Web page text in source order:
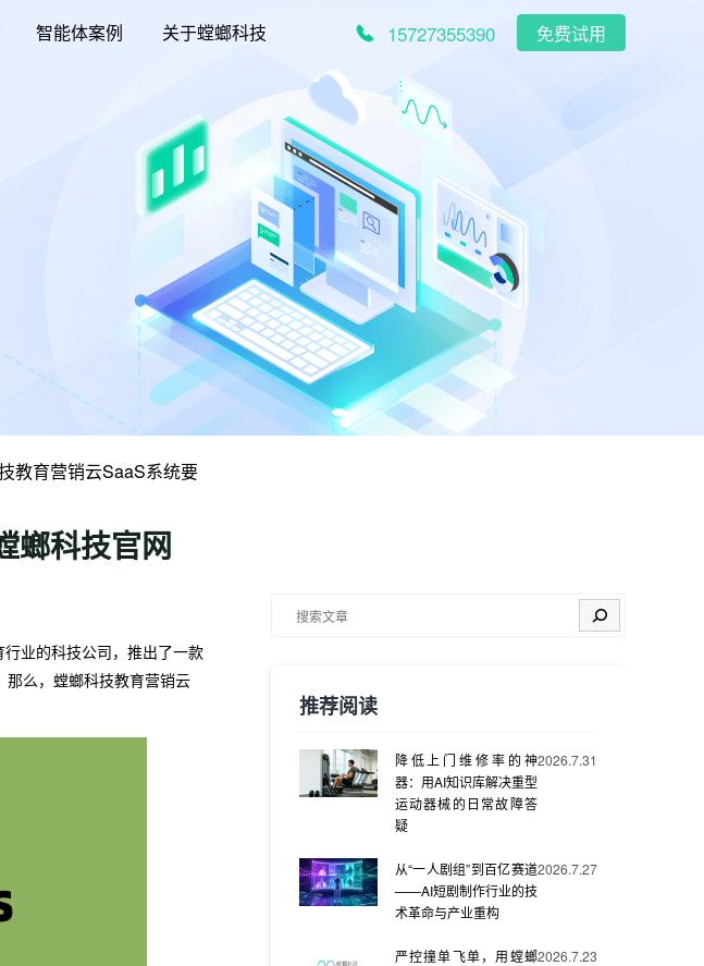
智能体案例 关于螳螂科技 15727355390 免费试用
教育营销云SaaS系统要
螂科技官网
业的科技公司，推出了一款
那么，螳螂科技教育营销云
搜索
推荐阅读
降低上门维修率的神
器：用AI知识库解决重型
运动器械的日常故障答
疑
2026.7.31
从“一人剧组”到百亿赛道
——AI短剧制作行业的技
术革命与产业重构
2026.7.27
严控撞单飞单，用螳螂2026.7.23